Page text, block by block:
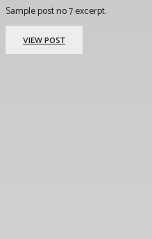
Sample post no 7 excerpt.
VIEW POST